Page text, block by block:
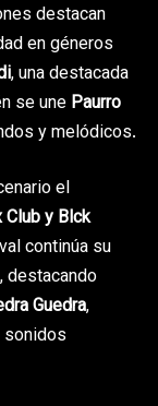
destacan
en géneros
, una destacada
se une Paurro
y melódicos.
el
Club y Blck
continúa su
destacando
Guedra,